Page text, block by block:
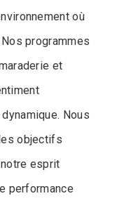
où
programmes
et
Nous
objectifs
esprit
performance